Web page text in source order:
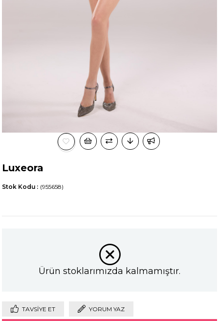
Luxeora
(955658)
Stok Kodu
Ürün stoklarımızda kalmamıştır.
TAVSIYE ET YORUM YAZ